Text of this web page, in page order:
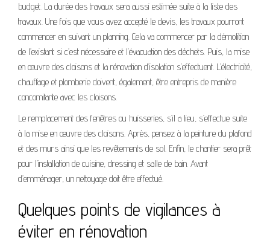
budget. La durée des travaux sera aussi estimée suite à la liste des
travaux. Une fois que vous avez accepté le devis, les travaux pourront
commencer en suivant un planning. Cela va commencer par la démolition
de l’existant si c’est nécessaire et l’évacuation des déchets. Puis, la mise
en œuvre des cloisons et la rénovation d’isolation s’effectuent. L’électricité,
chauffage et plomberie doivent, également, être entrepris de manière
concomitante avec les cloisons.
Le remplacement des fenêtres ou huisseries, s’il a lieu, s’effectue suite
à la mise en œuvre des cloisons. Après, pensez à la peinture du plafond
et des murs ainsi que les revêtements de sol. Enfin, le chantier sera prêt
pour l’installation de cuisine, dressing et salle de bain. Avant
d’emménager, un nettoyage doit être effectué.
Quelques points de vigilances à
éviter en rénovation